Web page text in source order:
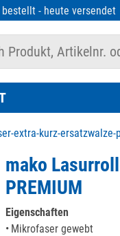
bestellt - heute versendet
extra-kurz-ersatzwalze-
mako
PREMIUM
Eigenschaften
Mikrofaser gewebt